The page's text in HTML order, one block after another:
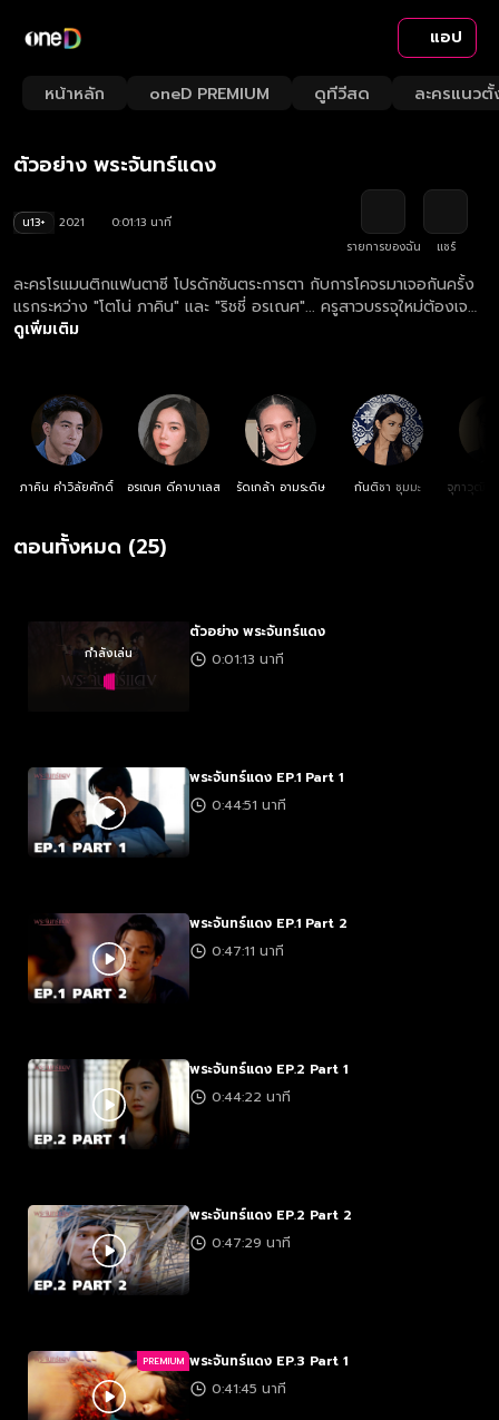
แอป
หน้าหลัก oneD PREMIUM ดูทีวีสด ละครแนวตั้
Loaded:
57.41%
Rate
ตัวอย่าง พระจันทร์แดง
น13+ 2021
0:01:13 นาที
รายการของฉัน
แชร์
ละครโรแมนติกแฟนตาซี โปรดักชันตระการตา กับการโคจรมาเจอกันครั้ง
แรกระหว่าง "โตโน่ ภาคิน" และ "ริชชี่ อรเณศ"... ครูสาวบรรจุใหม่ต้องเจอ
เหตุการณ์ประหลาดบนดอยในคืนวันพระจันทร์สีแดง เธอได้พบแพทย์หนุ่ม
ดูเพิ่มเติม
ภาคิน คำวิลัยศักดิ์ อรเณศ ดีคาบาเลส รัดเกล้า อามระดิษ กันติชา ชุมมะ จุฑาวุฒิ
ตอนทั้งหมด (25)
กำลังเล่น
ตัวอย่าง พระจันทร์แดง
0:01:13 นาที
พระจันทร์แดง EP.1 Part 1
0:44:51 นาที
พระจันทร์แดง EP.1 Part 2
0:47:11 นาที
พระจันทร์แดง EP.2 Part 1
0:44:22 นาที
พระจันทร์แดง EP.2 Part 2
0:47:29 นาที
PREMIUM พระจันทร์แดง EP.3 Part 1
0:41:45 นาที